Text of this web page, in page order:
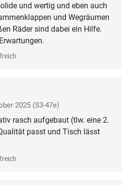
und wertig und eben auch
und Wegräumen
Räder sind dabei ein Hilfe.
2025 (S3-47e)
rasch aufgebaut (tlw. eine 2.
passt und Tisch lässt